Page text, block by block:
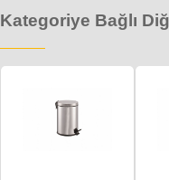
Kategoriye Bağlı